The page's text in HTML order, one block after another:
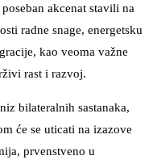
akcenat stavili na
radne snage, energetsku
kao veoma važne
rast i razvoj.
bilateralnih sastanaka,
će se uticati na izazove
prvenstveno u